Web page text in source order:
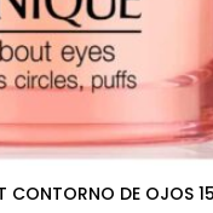
CONTORNO DE OJOS 15